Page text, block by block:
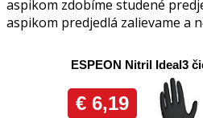
aspikom zdobíme studené
aspikom predjedlá zalievame a